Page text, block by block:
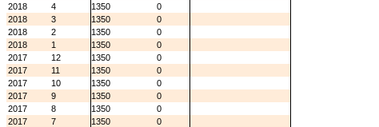
2018
4 1350
0
2018
3 1350
0
2018
2 1350
0
2018
1 1350
0
2017
12 1350
0
2017
11 1350
0
2017
10 1350
0
2017
9 1350
0
2017
8 1350
0
2017
7 1350
0